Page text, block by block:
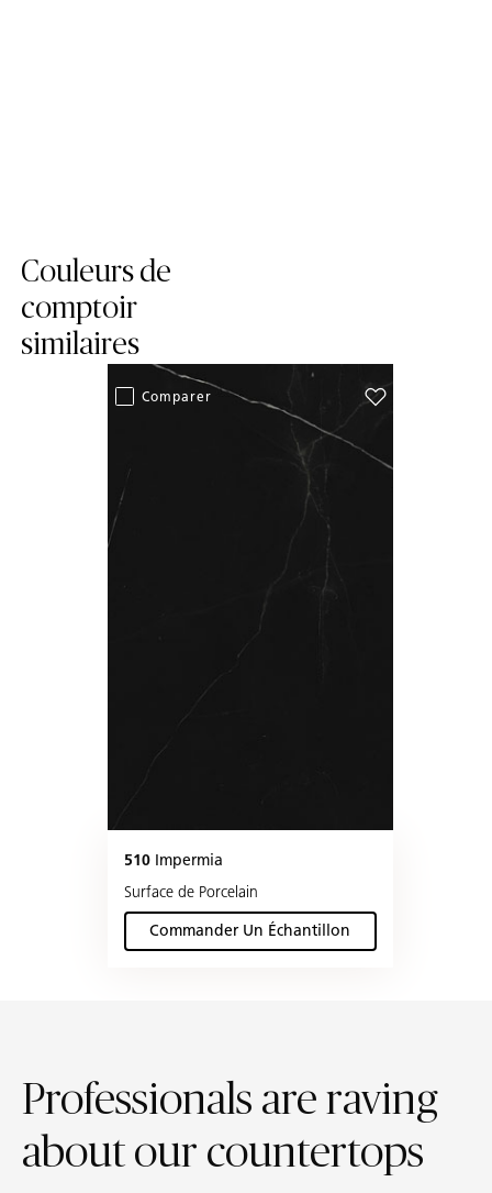
Couleurs de
comptoir
similaires
Skip Colors Gallery
Comparer
(510 Impermia ) Add Impermia
510Impermia
Surface de Porcelain
Commander Un Échantillon
(Impermia )
Professionals are raving
about our countertops